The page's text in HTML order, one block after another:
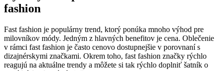
fashion
Fast fashion je populárny trend, ktorý ponúka mnoho výhod pre
milovníkov módy. Jedným z hlavných benefitov je cena. Oblečenie
v rámci fast fashion je často cenovo dostupnejšie v porovnaní s
dizajnérskymi značkami. Okrem toho, fast fashion značky rýchlo
reagujú na aktuálne trendy a môžete si tak rýchlo doplniť šatník o